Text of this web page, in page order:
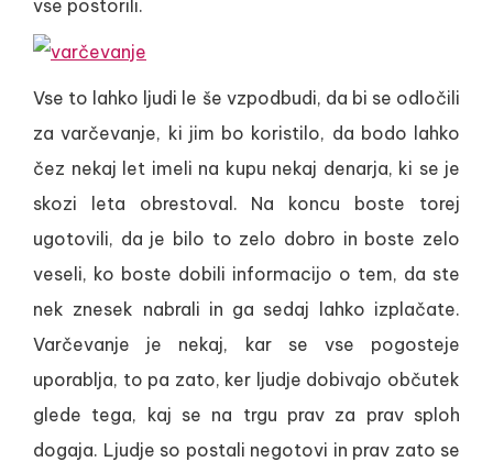
vse postorili.
Vse to lahko ljudi le še vzpodbudi, da bi se odločili
za varčevanje, ki jim bo koristilo, da bodo lahko
čez nekaj let imeli na kupu nekaj denarja, ki se je
skozi leta obrestoval. Na koncu boste torej
ugotovili, da je bilo to zelo dobro in boste zelo
veseli, ko boste dobili informacijo o tem, da ste
nek znesek nabrali in ga sedaj lahko izplačate.
Varčevanje je nekaj, kar se vse pogosteje
uporablja, to pa zato, ker ljudje dobivajo občutek
glede tega, kaj se na trgu prav za prav sploh
dogaja. Ljudje so postali negotovi in prav zato se